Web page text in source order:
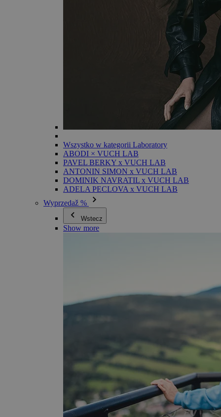
Wszystko w kategorii Laboratory
ABODI × VUCH LAB
PAVEL BERKY x VUCH LAB
ANTONIN SIMON x VUCH LAB
DOMINIK NAVRATIL x VUCH LAB
ADELA PECLOVA x VUCH LAB
Wyprzedaž %
Wstecz
Show more